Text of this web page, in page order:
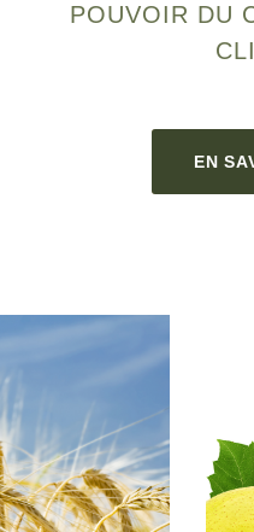
POUVOIR DU
EN